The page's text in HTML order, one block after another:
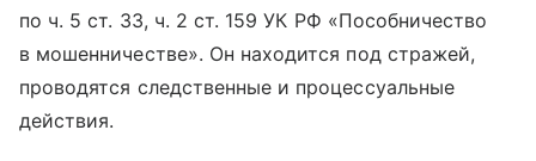
по ч. 5 ст. 33, ч. 2 ст. 159 УК РФ «Пособничество
в мошенничестве». Он находится под стражей,
проводятся следственные и процессуальные
действия.